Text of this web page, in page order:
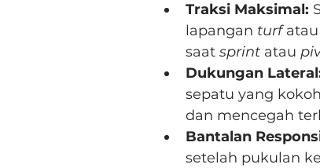
Traksi Maksimal:
lapangan turf atau
saat sprint atau
Dukungan
sepatu yang
dan mencegah
Bantalan
setelah pukulan